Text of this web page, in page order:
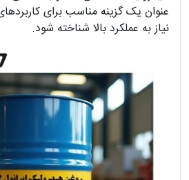
عنوان یک گزینه مناسب برای
نیاز به عملکرد بالا شناخته شود.